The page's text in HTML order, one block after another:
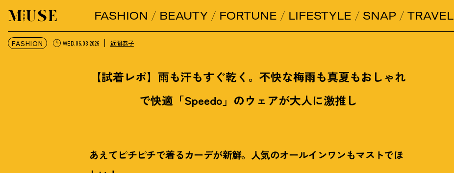
オトナミューズ ウェブFASHION BEAUTY FORTUNE LIFESTYLE SNAP TRAVEL
FASHION WED.06.03 2026 近間恭子
【試着レポ】雨も汗もすぐ乾く。不快な梅雨も真夏もおしゃれ
で快適「Speedo」のウェアが大人に激推し
あえてピチピチで着るカーデが新鮮。人気のオールインワンもマストでほ